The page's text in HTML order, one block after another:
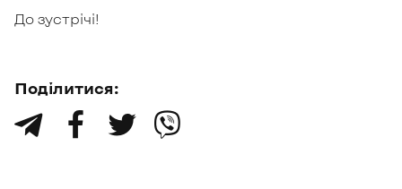
До зустрічі!
Поділитися:
󰀙 󰀃 󰀚 󰀔